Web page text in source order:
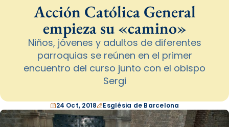
Acción Católica General
empieza su «camino»
Niños, jóvenes y adultos de diferentes
parroquias se reúnen en el primer
encuentro del curso junto con el obispo
Sergi
24 Oct, 2018 Església de Barcelona